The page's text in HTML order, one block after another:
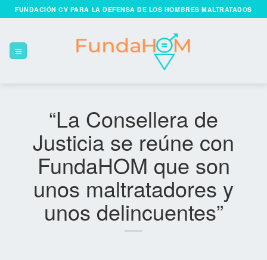
Skip
to
FUNDACIÓN CV PARA LA DEFENSA DE LOS HOMBRES MALTRATADOS
“La Consellera de
Justicia se reúne con
FundaHOM que son
unos maltratadores y
unos delincuentes”